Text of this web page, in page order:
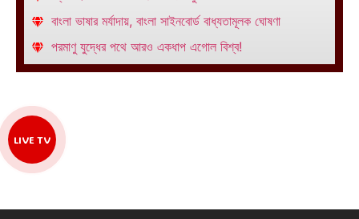
বাংলা ভাষার মর্যাদায়, বাংলা সাইনবোর্ড বাধ্যতামূলক ঘোষণা
পরমাণু যুদ্ধের পথে আরও একধাপ এগোল বিশ্ব!
LIVE TV